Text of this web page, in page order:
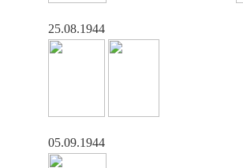
25.08.1944
05.09.1944